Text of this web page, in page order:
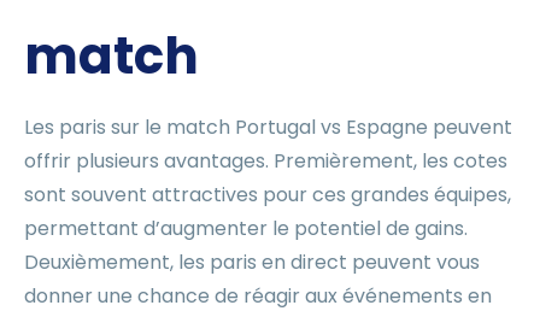
match
Les paris sur le match Portugal vs Espagne peuvent
offrir plusieurs avantages. Premièrement, les cotes
sont souvent attractives pour ces grandes équipes,
permettant d’augmenter le potentiel de gains.
Deuxièmement, les paris en direct peuvent vous
donner une chance de réagir aux événements en